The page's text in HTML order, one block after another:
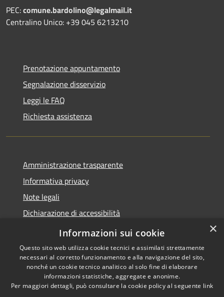
PEC:comune.bardolino@legalmail.it
Centralino Unico: +39 045 6213210
Prenotazione appuntamento
Segnalazione disservizio
Leggi le FAQ
Richiesta assistenza
Amministrazione trasparente
Informativa privacy
Note legali
Dichiarazione di accessibilità
Link app municipium
Accessibilità
Copyright © 2026 • Comune di
Bardolino • Powered by
×
Informazioni sui cookie
Questo sito web utilizza cookie tecnici e assimilati strettamente
necessari al corretto funzionamento e alla navigazione del sito,
nonché un cookie tecnico analitico al solo fine di elaborare
informazioni statistiche, aggregate e anonime.
Per maggiori dettagli, può consultare la cookie policy al seguente link